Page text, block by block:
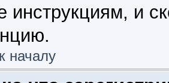
инструкциям, и
началу